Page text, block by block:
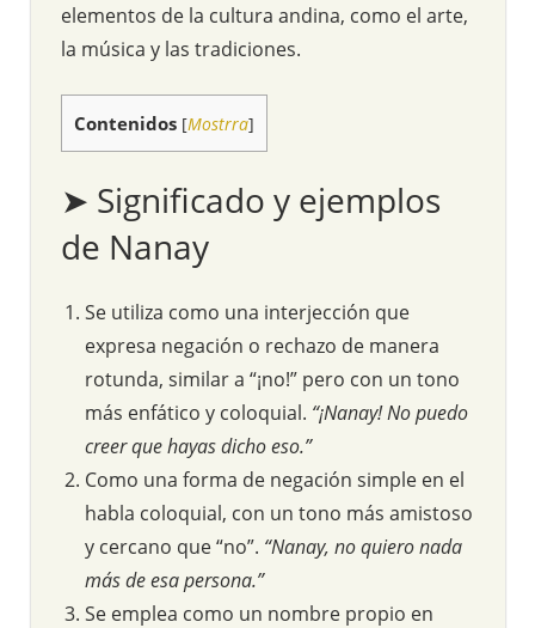
elementos de la cultura andina, como el arte,
la música y las tradiciones.
Contenidos [Mostrra]
➤ Significado y ejemplos
de Nanay
Se utiliza como una interjección que
expresa negación o rechazo de manera
rotunda, similar a “¡no!” pero con un tono
más enfático y coloquial. “¡Nanay! No puedo
creer que hayas dicho eso.”
Como una forma de negación simple en el
habla coloquial, con un tono más amistoso
y cercano que “no”. “Nanay, no quiero nada
más de esa persona.”
Se emplea como un nombre propio en